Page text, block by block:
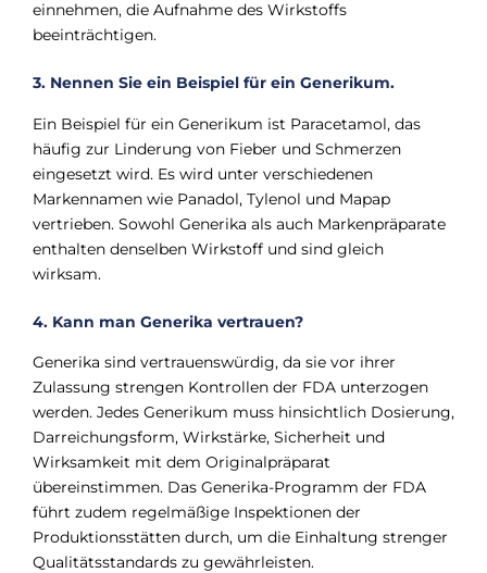
einnehmen, die Aufnahme des Wirkstoffs
beeinträchtigen.
3. Nennen Sie ein Beispiel für ein Generikum.
Ein Beispiel für ein Generikum ist Paracetamol, das
häufig zur Linderung von Fieber und Schmerzen
eingesetzt wird. Es wird unter verschiedenen
Markennamen wie Panadol, Tylenol und Mapap
vertrieben. Sowohl Generika als auch Markenpräparate
enthalten denselben Wirkstoff und sind gleich
wirksam.
4. Kann man Generika vertrauen?
Generika sind vertrauenswürdig, da sie vor ihrer
Zulassung strengen Kontrollen der FDA unterzogen
werden. Jedes Generikum muss hinsichtlich Dosierung,
Darreichungsform, Wirkstärke, Sicherheit und
Wirksamkeit mit dem Originalpräparat
übereinstimmen. Das Generika-Programm der FDA
führt zudem regelmäßige Inspektionen der
Produktionsstätten durch, um die Einhaltung strenger
Qualitätsstandards zu gewährleisten.